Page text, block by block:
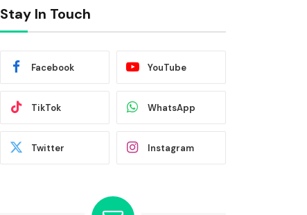
Stay In Touch
Facebook YouTube
TikTok WhatsApp
Twitter Instagram